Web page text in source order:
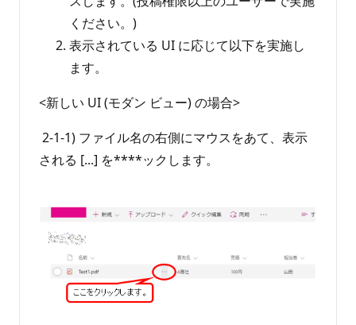
ください。)
表示されている UI に応じて以下を実施し
ます。
<新しい UI (モダン ビュー) の場合>
2-1-1) ファイル名の右側にマウスをあて、表示
される [...] を****ックします。